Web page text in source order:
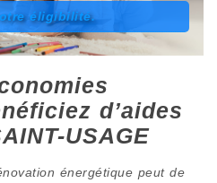
éligibilité.
d’aides
USAGE
énergétique peut de